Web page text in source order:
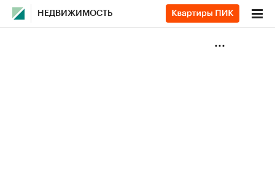
НЕДВИЖИМОСТЬ